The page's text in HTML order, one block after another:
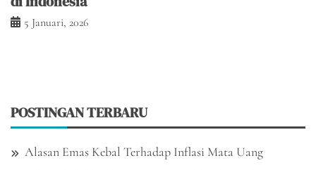
5 Januari, 2026
POSTINGAN TERBARU
Alasan Emas Kebal Terhadap Inflasi Mata Uang